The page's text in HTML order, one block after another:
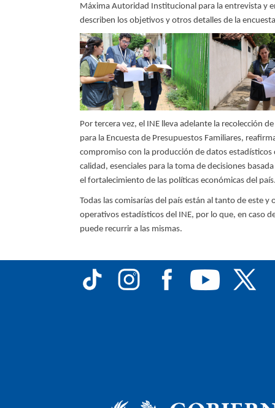
Máxima Autoridad Institucional para la entrevista y
describen los objetivos y otros detalles de la
Por tercera vez, el INE lleva adelante la recolección
para la Encuesta de Presupuestos Familiares,
compromiso con la producción de datos estadísticos
calidad, esenciales para la toma de decisiones
el fortalecimiento de las políticas económicas del
Todas las comisarías del país están al tanto de este y
operativos estadísticos del INE, por lo que, en caso
puede recurrir a las mismas.